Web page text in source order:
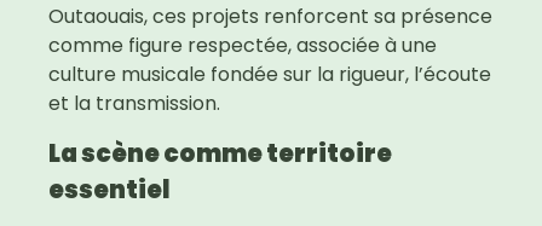
Outaouais, ces projets renforcent sa présence
comme figure respectée, associée à une
culture musicale fondée sur la rigueur, l’écoute
et la transmission.
La scène comme territoire
essentiel